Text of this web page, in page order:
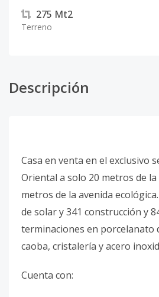
275 Mt2
Terreno
Descripción
Casa en venta en el exclusivo
Oriental a solo 20 metros de la
metros de la avenida
de solar y 341 construcción y
terminaciones en porcelanato
caoba, cristalería y acero
Cuenta con: